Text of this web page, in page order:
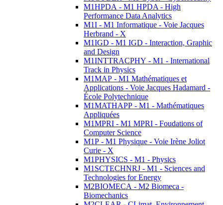
M1HPDA - M1 HPDA - High
Performance Data Analytics
M1I - M1 Informatique - Voie Jacques
Herbrand - X
M1IGD - M1 IGD - Interaction, Graphic
and Design
M1INTTRACPHY - M1 - International
Track in Physics
M1MAP - M1 Mathématiques et
Applications - Voie Jacques Hadamard -
École Polytechnique
M1MATHAPP - M1 - Mathématiques
Appliquées
M1MPRI - M1 MPRI - Foudations of
Computer Science
M1P - M1 Physique - Voie Irène Joliot
Curie - X
M1PHYSICS - M1 - Physics
M1SCTECHNRJ - M1 - Sciences and
Technologies for Energy
M2BIOMECA - M2 Biomeca -
Biomechanics